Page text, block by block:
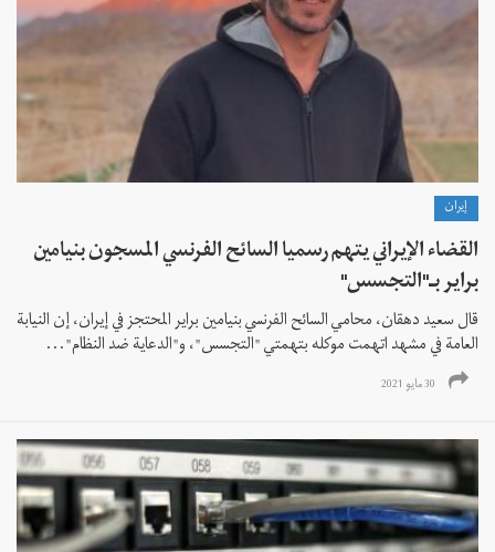
إيران
القضاء الإيراني يتهم رسميا السائح الفرنسي المسجون بنيامين
براير بـ"التجسس"
قال سعيد دهقان، محامي السائح الفرنسي بنيامين براير المحتجز في إيران، إن النيابة
العامة في مشهد اتهمت موكله بتهمتي "التجسس"، و"الدعاية ضد النظام"...
30 مايو 2021